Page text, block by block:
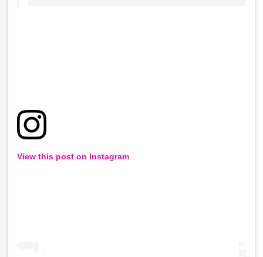
View this post on Instagram